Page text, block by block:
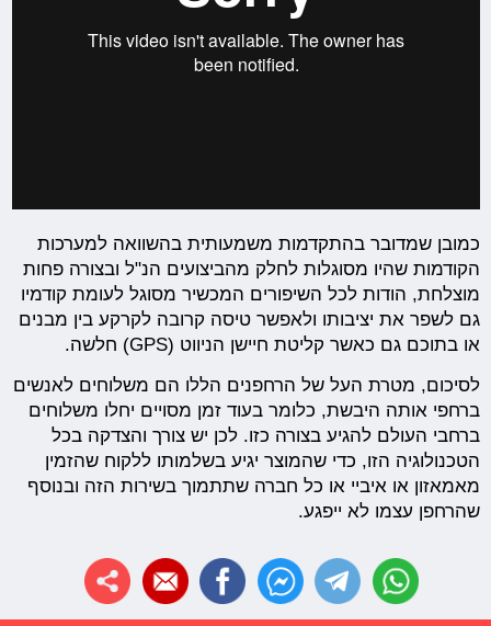
כמובן שמדובר בהתקדמות משמעותית בהשוואה למערכות
הקודמות שהיו מסוגלות לחלק מהביצועים הנ"ל ובצורה פחות
מוצלחת, הודות לכל השיפורים המכשיר מסוגל לעומת קודמיו
גם לשפר את יציבותו ולאפשר טיסה קרובה לקרקע בין מבנים
או בתוכם גם כאשר קליטת חיישן הניווט (GPS) חלשה.
לסיכום, מטרת העל של הרחפנים הללו הם משלוחים לאנשים
ברחפי אותה היבשת, כלומר בעוד זמן מסויים יחלו משלוחים
ברחבי העולם להגיע בצורה כזו. לכן יש צורך והצדקה בכל
הטכנולוגיה הזו, כדי שהמוצר יגיע בשלמותו ללקוח שהזמין
מאמאזון או איביי או כל חברה שתתמוך בשירות הזה ובנוסף
שהרחפן עצמו לא ייפגע.